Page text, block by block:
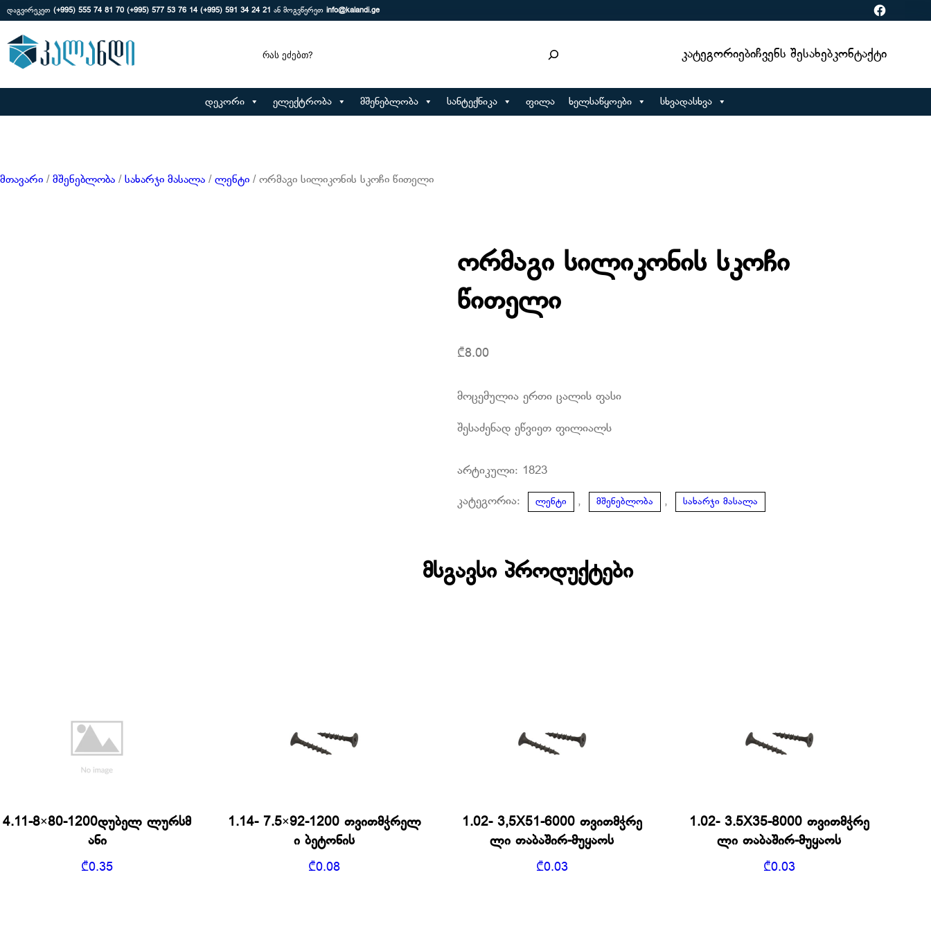
დაგვირეკეთ (+995) 555 74 81 70 (+995) 577 53 76 14 (+995) 591 34 24 21 ან მოგვწერეთ info@kalandi.ge Facebook
Search ᲙატეგორიებიᲩვენს ᲨესახებᲙონტაქტი
დეკორი ელექტრობა მშენებლობა სანტექნიკა ფილა ხელსაწყოები სხვადასხვა
მთავარი / მშენებლობა / სახარჯი მასალა / ლენტი / ორმაგი სილიკონის სკოჩი წითელი
ორმაგი სილიკონის სკოჩი
წითელი
₾8.00
მოცემულია ერთი ცალის ფასი
შესაძენად ეწვიეთ ფილიალს
არტიკული: 1823
კატეგორია: ლენტი , მშენებლობა , სახარჯი მასალა
მსგავსი პროდუქტები
4.11-8×80-1200დუბელ ლურსმ
ანი
₾0.35
1.14- 7.5×92-1200 თვითმჭრელ
ი ბეტონის
₾0.08
1.02- 3,5X51-6000 თვითმჭრე
ლი თაბაშირ-მუყაოს
₾0.03
1.02- 3.5X35-8000 თვითმჭრე
ლი თაბაშირ-მუყაოს
₾0.03